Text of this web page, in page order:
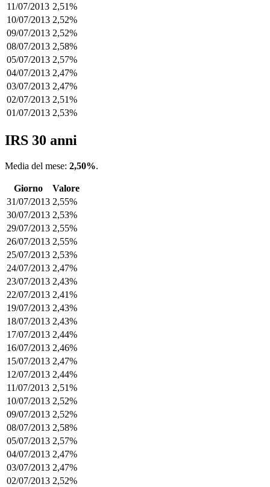
11/07/2013 2,51%
10/07/2013 2,52%
09/07/2013 2,52%
08/07/2013 2,58%
05/07/2013 2,57%
04/07/2013 2,47%
03/07/2013 2,47%
02/07/2013 2,51%
01/07/2013 2,53%
IRS 30 anni
Media del mese: 2,50%.
Giorno
Valore
31/07/2013 2,55%
30/07/2013 2,53%
29/07/2013 2,55%
26/07/2013 2,55%
25/07/2013 2,53%
24/07/2013 2,47%
23/07/2013 2,43%
22/07/2013 2,41%
19/07/2013 2,43%
18/07/2013 2,43%
17/07/2013 2,44%
16/07/2013 2,46%
15/07/2013 2,47%
12/07/2013 2,44%
11/07/2013 2,51%
10/07/2013 2,52%
09/07/2013 2,52%
08/07/2013 2,58%
05/07/2013 2,57%
04/07/2013 2,47%
03/07/2013 2,47%
02/07/2013 2,52%